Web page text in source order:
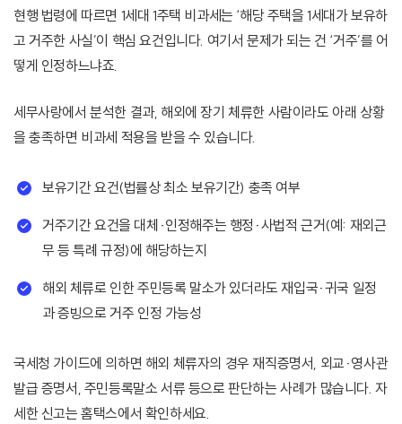
현행 법령에 따르면 1세대 1주택 비과세는 ‘해당 주택을 1세대가 보유하
고 거주한 사실’이 핵심 요건입니다. 여기서 문제가 되는 건 ‘거주’를 어
떻게 인정하느냐죠.
세무사랑에서 분석한 결과, 해외에 장기 체류한 사람이라도 아래 상황
을 충족하면 비과세 적용을 받을 수 있습니다.
보유기간 요건(법률상 최소 보유기간) 충족 여부
거주기간 요건을 대체·인정해주는 행정·사법적 근거(예: 재외근
무 등 특례 규정)에 해당하는지
해외 체류로 인한 주민등록 말소가 있더라도 재입국·귀국 일정
과 증빙으로 거주 인정 가능성
국세청 가이드에 의하면 해외 체류자의 경우 재직증명서, 외교·영사관
발급 증명서, 주민등록말소 서류 등으로 판단하는 사례가 많습니다. 자
세한 신고는 홈택스에서 확인하세요.